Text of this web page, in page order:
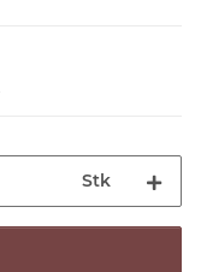
Stk